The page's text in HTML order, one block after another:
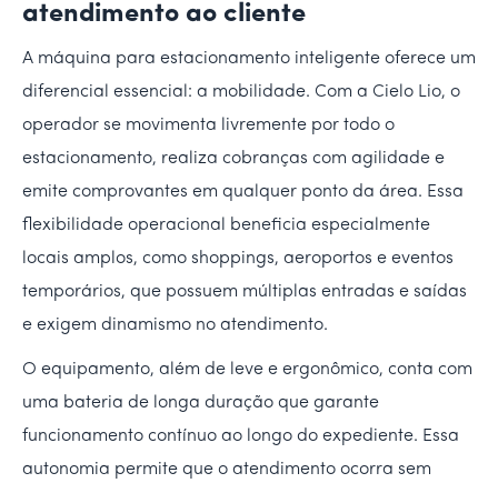
atendimento ao cliente
A máquina para estacionamento inteligente oferece um
diferencial essencial: a mobilidade. Com a Cielo Lio, o
operador se movimenta livremente por todo o
estacionamento, realiza cobranças com agilidade e
emite comprovantes em qualquer ponto da área. Essa
flexibilidade operacional beneficia especialmente
locais amplos, como shoppings, aeroportos e eventos
temporários, que possuem múltiplas entradas e saídas
e exigem dinamismo no atendimento.
O equipamento, além de leve e ergonômico, conta com
uma bateria de longa duração que garante
funcionamento contínuo ao longo do expediente. Essa
autonomia permite que o atendimento ocorra sem